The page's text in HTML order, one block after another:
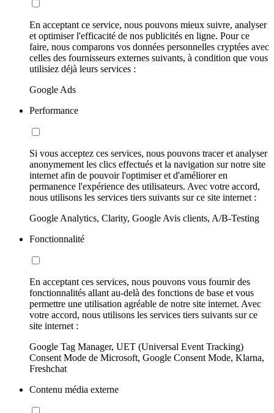
En acceptant ce service, nous pouvons mieux suivre, analyser
et optimiser l'efficacité de nos publicités en ligne. Pour ce
faire, nous comparons vos données personnelles cryptées avec
celles des fournisseurs externes suivants, à condition que vous
utilisiez déjà leurs services :
Google Ads
Performance
Si vous acceptez ces services, nous pouvons tracer et analyser
anonymement les clics effectués et la navigation sur notre site
internet afin de pouvoir l'optimiser et d'améliorer en
permanence l'expérience des utilisateurs. Avec votre accord,
nous utilisons les services tiers suivants sur ce site internet :
Google Analytics, Clarity, Google Avis clients, A/B-Testing
Fonctionnalité
En acceptant ces services, nous pouvons vous fournir des
fonctionnalités allant au-delà des fonctions de base et vous
permettre une utilisation agréable de notre site internet. Avec
votre accord, nous utilisons les services tiers suivants sur ce
site internet :
Google Tag Manager, UET (Universal Event Tracking)
Consent Mode de Microsoft, Google Consent Mode, Klarna,
Freshchat
Contenu média externe